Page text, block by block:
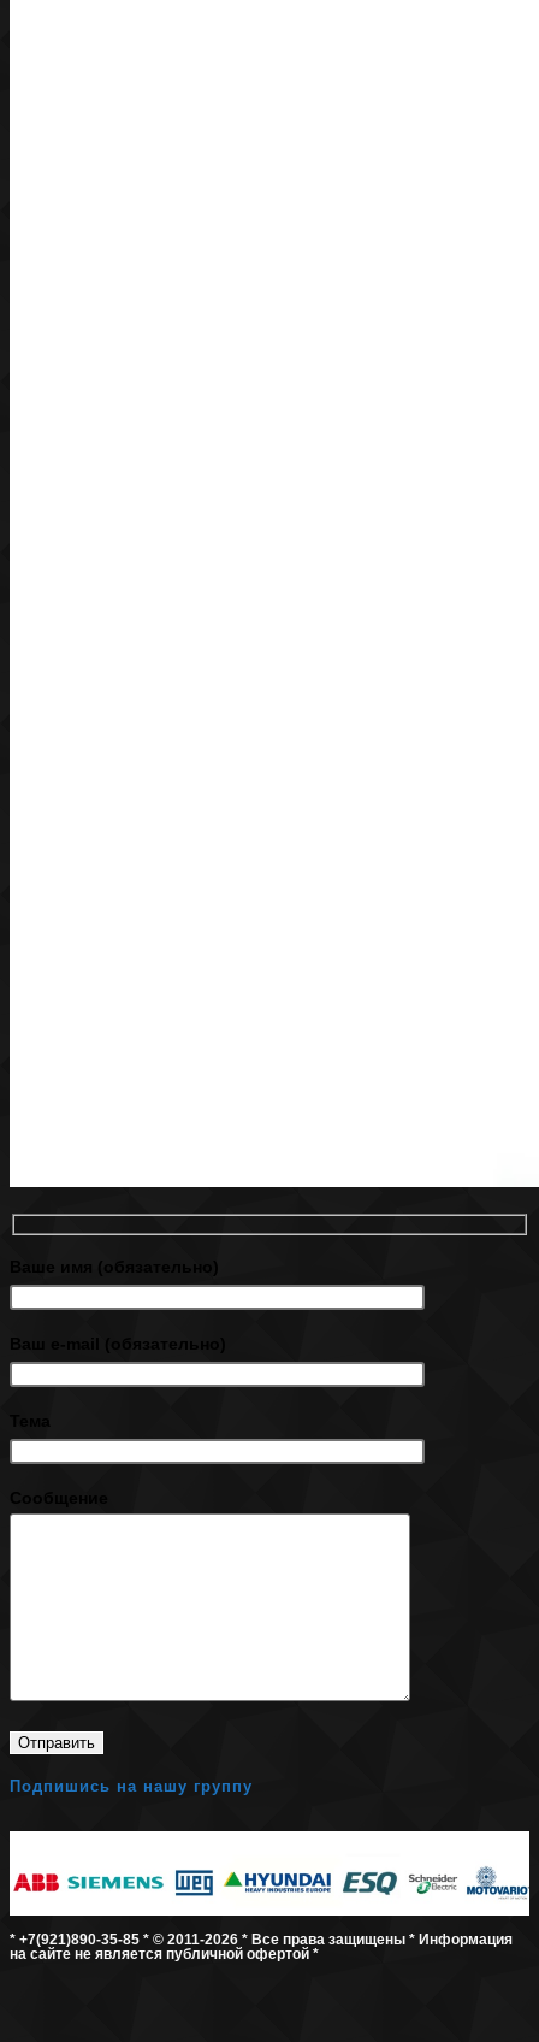
Ваше имя (обязательно)
Ваш e-mail (обязательно)
Подпишись на нашу группу
* +7(921)890-35-85 * © 2011-2026 * Все права защищены * Информация
на сайте не является публичной офертой *